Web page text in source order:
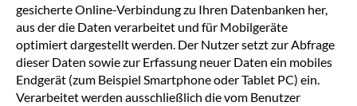
gesicherte Online-Verbindung zu Ihren Datenbanken her,
aus der die Daten verarbeitet und für Mobilgeräte
optimiert dargestellt werden. Der Nutzer setzt zur Abfrage
dieser Daten sowie zur Erfassung neuer Daten ein mobiles
Endgerät (zum Beispiel Smartphone oder Tablet PC) ein.
Verarbeitet werden ausschließlich die vom Benutzer